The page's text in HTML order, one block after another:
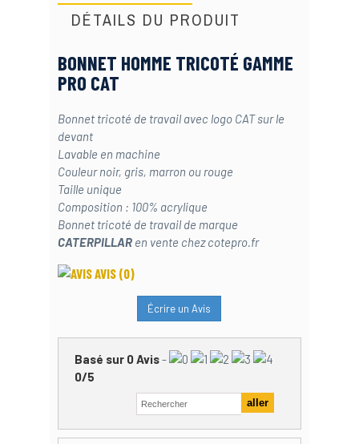
DÉTAILS DU PRODUIT
BONNET HOMME TRICOTÉ GAMME
PRO CAT
Bonnet tricoté de travail avec logo CAT sur le
devant
Lavable en machine
Couleur noir, gris, marron ou rouge
Taille unique
Composition : 100% acrylique
Bonnet tricoté de travail de marque
CATERPILLAR en vente chez cotepro.fr
AVIS (0)
Écrire un Avis
Basé sur 0Avis-
0/5